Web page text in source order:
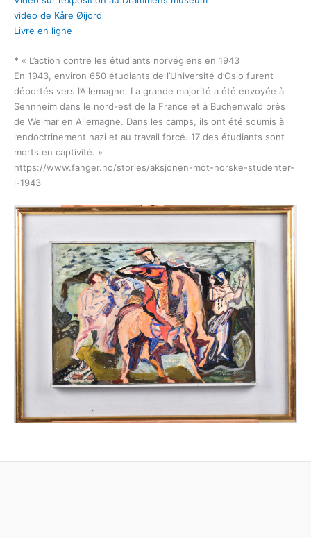
video de Kåre Øijord
Livre en ligne
* « L’action contre les étudiants norvégiens en 1943
En 1943, environ 650 étudiants de l’Université d’Oslo furent
déportés vers l’Allemagne. La grande majorité a été envoyée à
Sennheim dans le nord-est de la France et à Buchenwald près
de Weimar en Allemagne. Dans les camps, ils ont été soumis à
l’endoctrinement nazi et au travail forcé. 17 des étudiants sont
morts en captivité. »
https://www.fanger.no/stories/aksjonen-mot-norske-studenter-
i-1943